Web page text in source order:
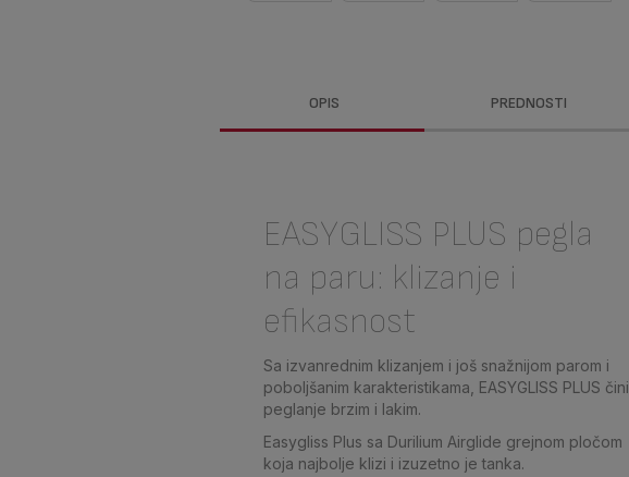
OPIS PREDNOSTI
EASYGLISS PLUS pegla
na paru: klizanje i
efikasnost
Sa izvanrednim klizanjem i još snažnijom parom i
poboljšanim karakteristikama, EASYGLISS PLUS čini
peglanje brzim i lakim.
Easygliss Plus sa Durilium Airglide grejnom pločom
koja najbolje klizi i izuzetno je tanka.